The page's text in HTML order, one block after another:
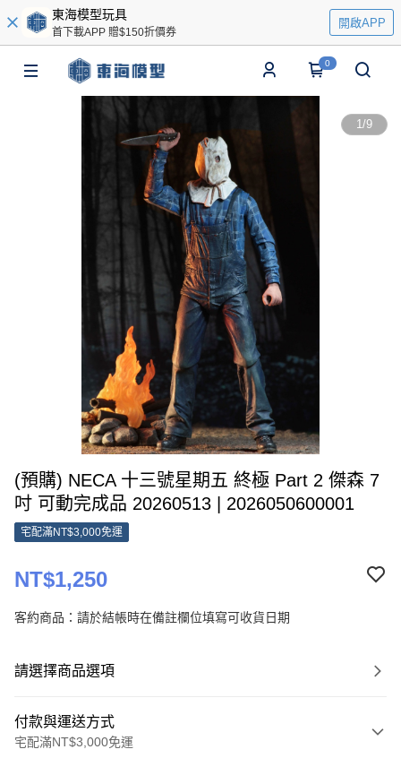
東海模型玩具
首下載APP 贈$150折價券
開啟APP
0
1/9
(預購) NECA 十三號星期五 終極 Part 2 傑森 7
吋 可動完成品 20260513 | 2026050600001
宅配滿NT$3,000免運
NT$1,250
客約商品：請於結帳時在備註欄位填寫可收貨日期
請選擇商品選項
付款與運送方式
宅配滿NT$3,000免運